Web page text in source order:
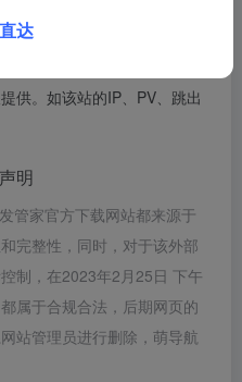
，最主要还是需要根据您自
供。如该站的IP、PV、跳出
明
管家官方下载网站都来源于
完整性，同时，对于该外部
制，在2023年2月25日 下午
属于合规合法，后期网页的
站管理员进行删除，萌导航
达